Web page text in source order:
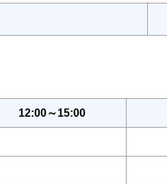
12:00～15:00